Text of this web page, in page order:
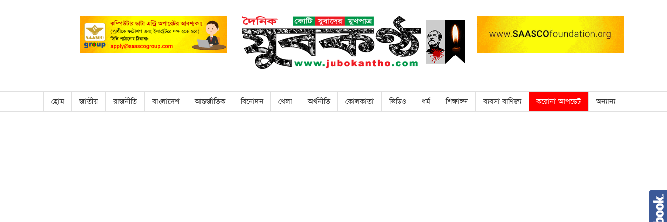
হোম জাতীয় রাজনীতি বাংলাদেশ আন্তর্জাতিক বিনোদন খেলা অর্থনীতি কোলকাতা ভিডিও ধর্ম শিক্ষাঙ্গন ব্যবসা বাণিজ্য করোনা আপডেট অন্যান্য